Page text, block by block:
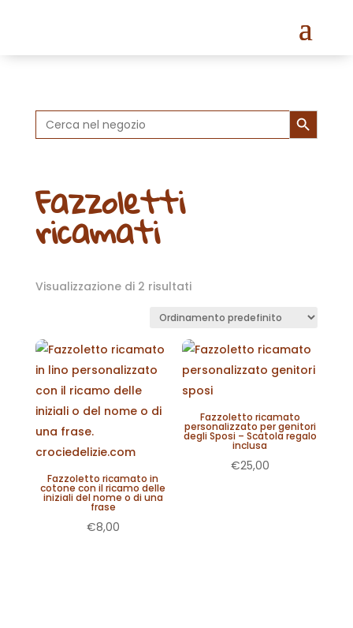
Search
for:
Search Button
Fazzoletti
ricamati
Visualizzazione di 2 risultati
Fazzoletto ricamato in
cotone con il ricamo delle
iniziali del nome o di una
frase
€8,00
Fazzoletto ricamato
personalizzato per genitori
degli Sposi – Scatola regalo
inclusa
€25,00